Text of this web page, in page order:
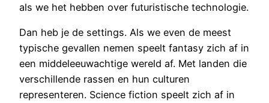
als we het hebben over futuristische technologie.
Dan heb je de settings. Als we even de meest
typische gevallen nemen speelt fantasy zich af in
een middeleeuwachtige wereld af. Met landen die
verschillende rassen en hun culturen
representeren. Science fiction speelt zich af in